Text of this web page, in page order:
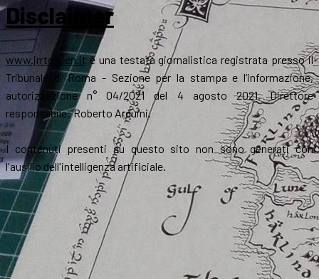
Disclaimer
www.jrrtolkien.itè una testata giornalistica registrata presso il
Tribunale di Roma - Sezione per la stampa e l’informazione,
autorizzazione n° 04/2021 del 4 agosto 2021. Direttore
responsabile: Roberto Arduini.
I contenuti presenti su questo sito non sono generati con
l'ausilio dell'intelligenza artificiale.